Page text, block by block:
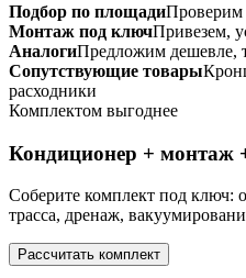
Подбор по площадиПроверим
Монтаж под ключПривезем,
АналогиПредложим дешевле,
Сопутствующие товары
расходники
Комплектом выгоднее
Кондиционер + монтаж
Соберите комплект под ключ:
трасса, дренаж,
Рассчитать комплект